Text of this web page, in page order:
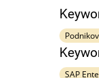
SAP